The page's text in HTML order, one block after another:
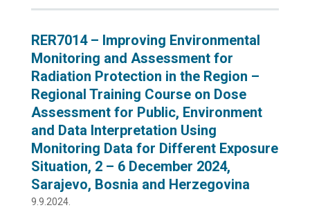
RER7014 – Improving Environmental
Monitoring and Assessment for
Radiation Protection in the Region –
Regional Training Course on Dose
Assessment for Public, Environment
and Data Interpretation Using
Monitoring Data for Different Exposure
Situation, 2 – 6 December 2024,
Sarajevo, Bosnia and Herzegovina
9.9.2024.